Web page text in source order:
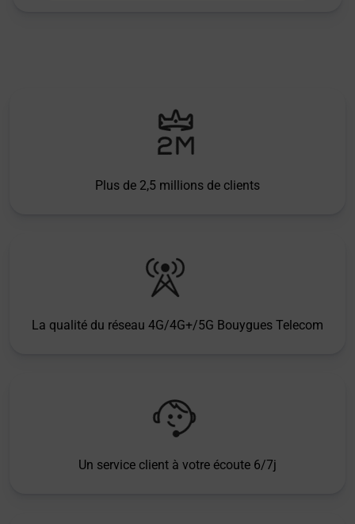
Plus de 2,5 millions de clients
La qualité du réseau 4G/4G+/5G Bouygues Telecom
Un service client à votre écoute 6/7j